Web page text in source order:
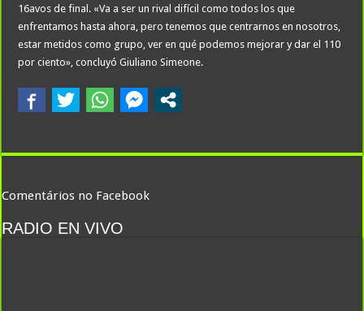
16avos de final. «Va a ser un rival difícil como todos los que
enfrentamos hasta ahora, pero tenemos que centrarnos en nosotros,
estar metidos como grupo, ver en qué podemos mejorar y dar el 110
por ciento», concluyó Giuliano Simeone.
Comentários no Facebook
RADIO EN VIVO